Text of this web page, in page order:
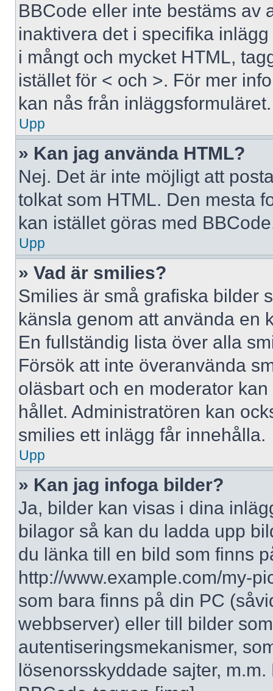
BBCode eller inte bestäms av
inaktivera det i specifika
i mångt och mycket HTML,
istället för < och >. För mer
kan nås från inläggsformuläret.
Upp
» Kan jag använda HTML?
Nej. Det är inte möjligt att
tolkat som HTML. Den mesta
kan istället göras med
Upp
» Vad är smilies?
Smilies är små grafiska bilder
känsla genom att använda en
En fullständig lista över alla
Försök att inte överanvända
oläsbart och en moderator
hållet. Administratören kan
smilies ett inlägg får innehålla.
Upp
» Kan jag infoga bilder?
Ja, bilder kan visas i dina
bilagor så kan du ladda upp
du länka till en bild som finns
http://www.example.com/my-
som bara finns på din PC
webbserver) eller till bilder
autentiseringsmekanismer,
lösenorsskyddade sajter,